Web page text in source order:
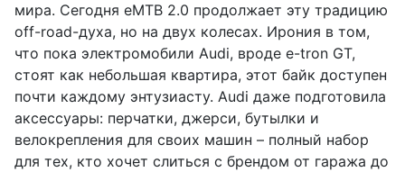
мира. Сегодня eMTB 2.0 продолжает эту традицию
off-road-духа, но на двух колесах. Ирония в том,
что пока электромобили Audi, вроде e-tron GT,
стоят как небольшая квартира, этот байк доступен
почти каждому энтузиасту. Audi даже подготовила
аксессуары: перчатки, джерси, бутылки и
велокрепления для своих машин – полный набор
для тех, кто хочет слиться с брендом от гаража до